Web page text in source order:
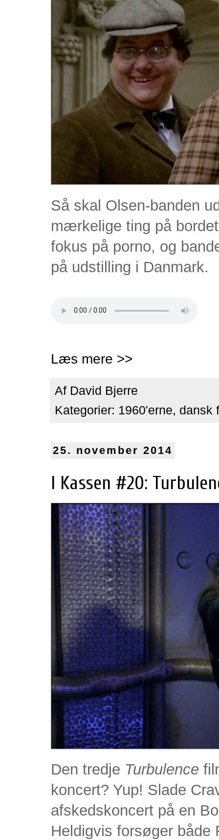
Så skal Olsen-banden
mærkelige ting på
fokus på porno, og
på udstilling i Danmark.
Læs mere >>
Af David Bjerre
Kategorier: 1960'erne, dansk
25. november 2014
I Kassen #20:
Den tredje Turbulence
koncert? Yup! Slade
afskedskoncert på en
Heldigvis forsøger både